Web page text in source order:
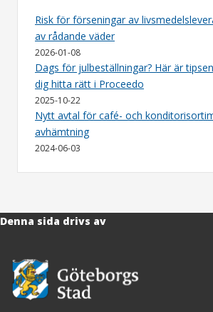
Risk för förseningar av
av rådande väder
2026-01-08
Dags för julbeställningar? Här är
dig hitta rätt i Proceedo
2025-10-22
Nytt avtal för café- och
avhämtning
2024-06-03
Denna sida drivs av